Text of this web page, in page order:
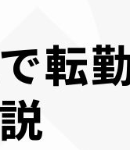
で転
説